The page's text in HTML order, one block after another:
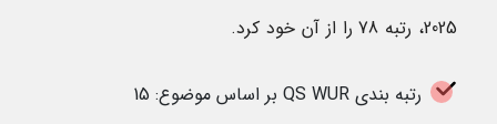
2025، رتبه 78 را از آن خود کرد.
رتبه بندی QS WUR بر اساس موضوع: 15